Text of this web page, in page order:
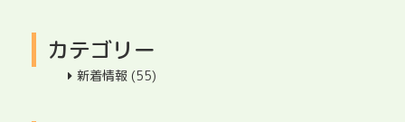
カテゴリー
新着情報 (55)